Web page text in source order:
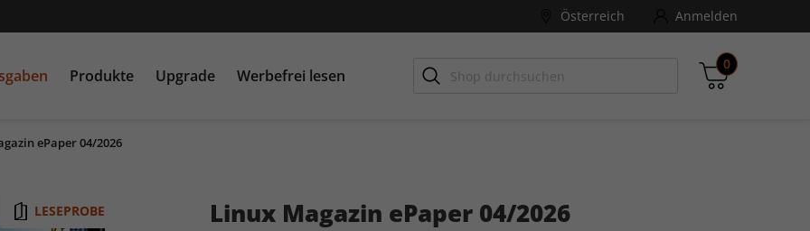
Österreich Anmelden
Produkte Upgrade Werbefrei lesen
0
Zwischensumme
inkl. MwSt., ggf. zzgl. Versandkosten
ePaper 04/2026
LESEPROBE Linux Magazin ePaper 04/2026